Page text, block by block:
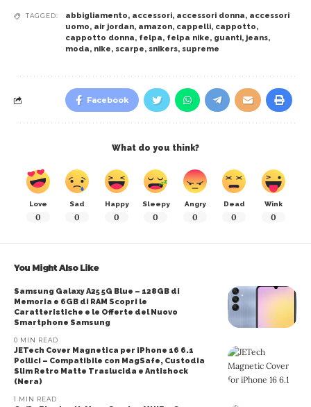
TAGGED: abbigliamento, accessori, accessori donna, accessori
uomo, air jordan, amazon, cappelli, cappotto,
cappotto donna, felpa, felpa nike, guanti, jeans,
moda, nike, scarpe, snikers, supreme
Facebook
What do you think?
Love
0
Sad
0
Happy
0
Sleepy
0
Angry
0
Dead
0
Wink
0
You Might Also Like
Samsung Galaxy A25 5G Blue – 128GB di
Memoria e 6GB di RAM Scopri le
Caratteristiche e le Offerte del Nuovo
Smartphone Samsung
0 MIN READ
JETech Cover Magnetica per iPhone 16 6.1
Pollici – Compatibile con MagSafe, Custodia
Slim Retro Matte Traslucida e Antishock
(Nera)
1 MIN READ